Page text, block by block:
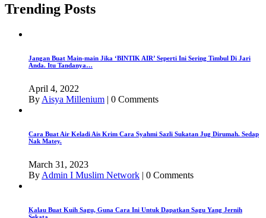
Trending Posts
Jangan Buat Main-main Jika ‘BINTIK AIR’ Seperti Ini Sering Timbul Di Jari
Anda. Itu Tandanya…
April 4, 2022
By Aisya Millenium | 0 Comments
Cara Buat Air Keladi Ais Krim Cara Syahmi Sazli Sukatan Jug Dirumah. Sedap
Nak Matey.
March 31, 2023
By Admin I Muslim Network | 0 Comments
Kalau Buat Kuih Sagu, Guna Cara Ini Untuk Dapatkan Sagu Yang Jernih
Sekata.